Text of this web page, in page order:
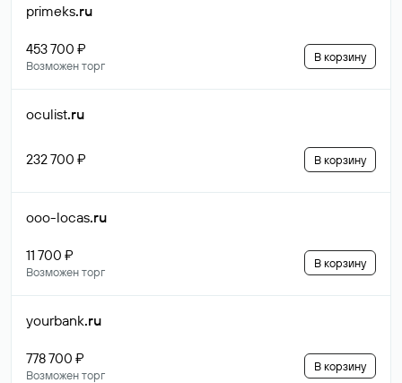
primeks.ru
453 700 ₽
Возможен торг
В корзину
oculist.ru
232 700 ₽ В корзину
ooo-locas.ru
11 700 ₽
Возможен торг
В корзину
yourbank.ru
778 700 ₽
Возможен торг
В корзину